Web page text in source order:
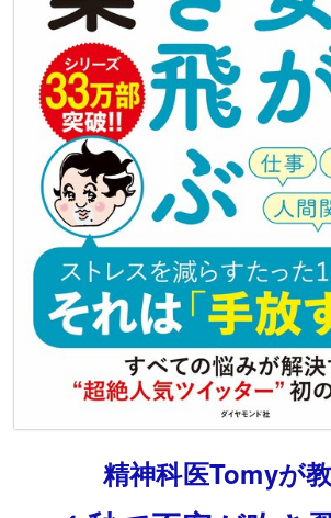
精神科医Tomyが